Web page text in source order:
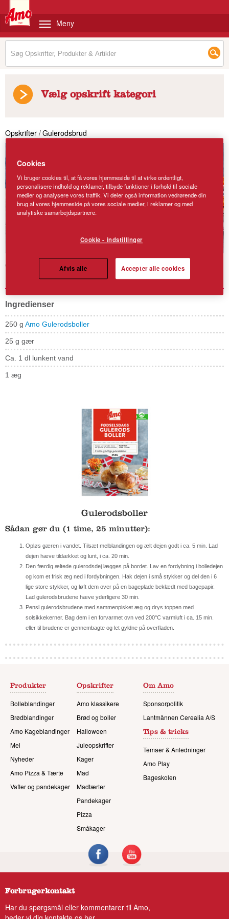
Meny
Vælg opskrift kategori
Opskrifter /Gulerodsbrud
Gulerodsbrud
Ingredienser
250 g Amo Gulerodsboller
25 g gær
Ca. 1 dl lunkent vand
1 æg
Gulerodsboller
Sådan gør du (1 time, 25 minutter):
Opløs gæren i vandet. Tilsæt melblandingen og ælt dejen godt i ca. 5 min. Lad
dejen hæve tildækket og lunt, i ca. 20 min.
Den færdig æltede gulerodsdej lægges på bordet. Lav en fordybning i bolledejen
og kom et frisk æg ned i fordybningen. Hak dejen i små stykker og del den i 6
lige store stykker, og løft dem over på en bageplade beklædt med bagepapir.
Lad gulerodsbrudene hæve yderligere 30 min.
Pensl gulerodsbrudene med sammenpisket æg og drys toppen med
solsikkekerner. Bag dem i en forvarmet ovn ved 200°C varmluft i ca. 15 min.
eller til brudene er gennembagte og let gyldne på overfladen.
Produkter
Bolleblandinger
Brødblandinger
Amo Kageblandinger
Mel
Nyheder
Amo Pizza & Tærte
Vafler og pandekager
Opskrifter
Amo klassikere
Brød og boller
Halloween
Juleopskrifter
Kager
Mad
Madtærter
Pandekager
Pizza
Småkager
Om Amo
Sponsorpolitik
Lantmännen Cerealia A/S
Tips & tricks
Temaer & Anledninger
Amo Play
Bageskolen
Forbrugerkontakt
Har du spørgsmål eller kommentarer til Amo,
Cookies
Vi bruger cookies til, at få vores hjemmeside til at virke ordentligt,
personalisere indhold og reklamer, tilbyde funktioner i forhold til sociale
medier og analysere vores traffik. Vi deler også information vedrørende din
brug af vores hjemmeside på vores sociale medier, i reklamer og med
analytiske samarbejdspartnere.
Cookie - indstillinger
Afvis alle Accepter alle cookies